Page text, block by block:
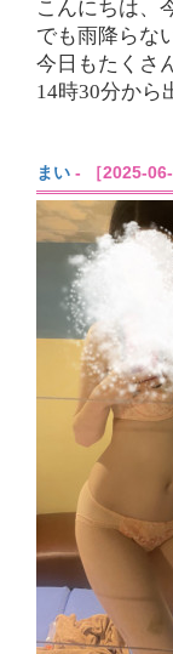
こんにちは、
でも雨降らな
今日もたくさ
14時30分から
まい - ［2025-